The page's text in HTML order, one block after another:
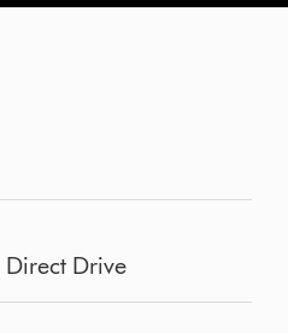
Direct Drive